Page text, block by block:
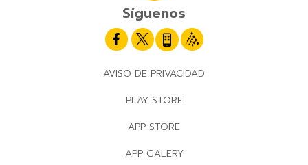
Síguenos
AVISO DE PRIVACIDAD
PLAY STORE
APP STORE
APP GALERY